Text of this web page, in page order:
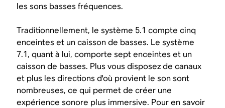
les sons basses fréquences.
Traditionnellement, le système 5.1 compte cinq
enceintes et un caisson de basses. Le système
7.1, quant à lui, comporte sept enceintes et un
caisson de basses. Plus vous disposez de canaux
et plus les directions d'où provient le son sont
nombreuses, ce qui permet de créer une
expérience sonore plus immersive. Pour en savoir